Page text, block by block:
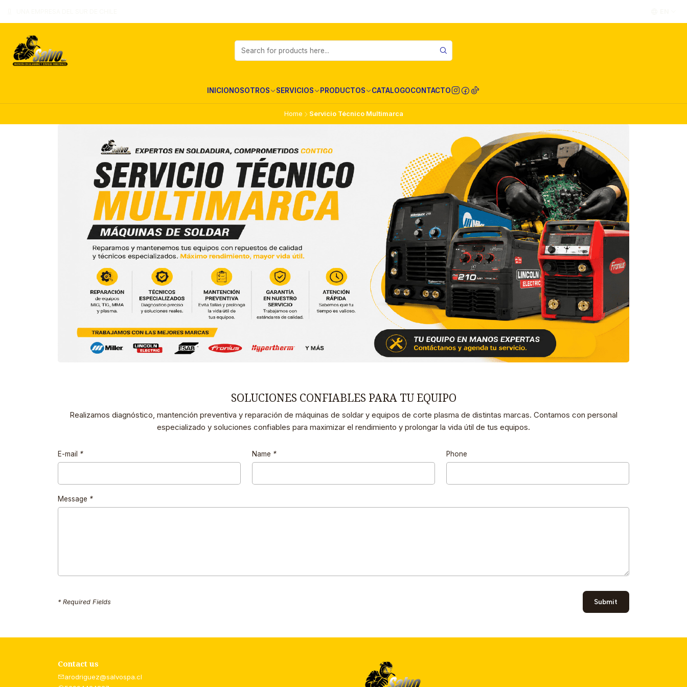
INICIONOSOTROS SERVICIOS PRODUCTOS CATALOGOCONTACTO
Home Servicio Técnico Multimarca
SOLUCIONES CONFIABLES PARA TU EQUIPO
Realizamos diagnóstico, mantención preventiva y reparación de máquinas de soldar y equipos de corte plasma de distintas marcas. Contamos con personal
especializado y soluciones confiables para maximizar el rendimiento y prolongar la vida útil de tus equipos.
E-mail * Name * Phone
Message *
* Required Fields
Contact us
arodriguez@salvospa.cl